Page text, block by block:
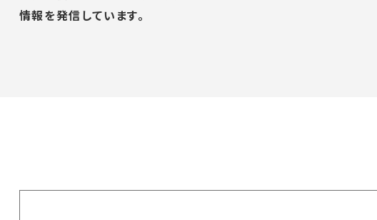
情報を発信しています。